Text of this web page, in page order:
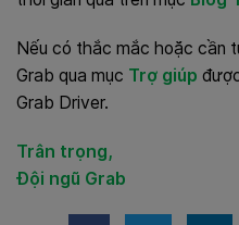
Nếu có thắc mắc hoặc cần
Grab qua mục Trợ giúp
Grab Driver.
Trân trọng,
Đội ngũ Grab